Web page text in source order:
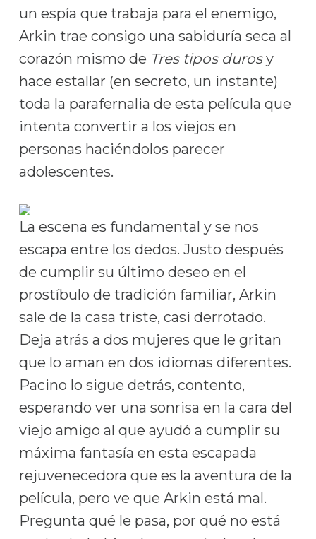
un espía que trabaja para el enemigo,
Arkin trae consigo una sabiduría seca al
corazón mismo de Tres tipos durosy
hace estallar (en secreto, un instante)
toda la parafernalia de esta película que
intenta convertir a los viejos en
personas haciéndolos parecer
adolescentes.
La escena es fundamental y se nos
escapa entre los dedos. Justo después
de cumplir su último deseo en el
prostíbulo de tradición familiar, Arkin
sale de la casa triste, casi derrotado.
Deja atrás a dos mujeres que le gritan
que lo aman en dos idiomas diferentes.
Pacino lo sigue detrás, contento,
esperando ver una sonrisa en la cara del
viejo amigo al que ayudó a cumplir su
máxima fantasía en esta escapada
rejuvenecedora que es la aventura de la
película, pero ve que Arkin está mal.
Pregunta qué le pasa, por qué no está